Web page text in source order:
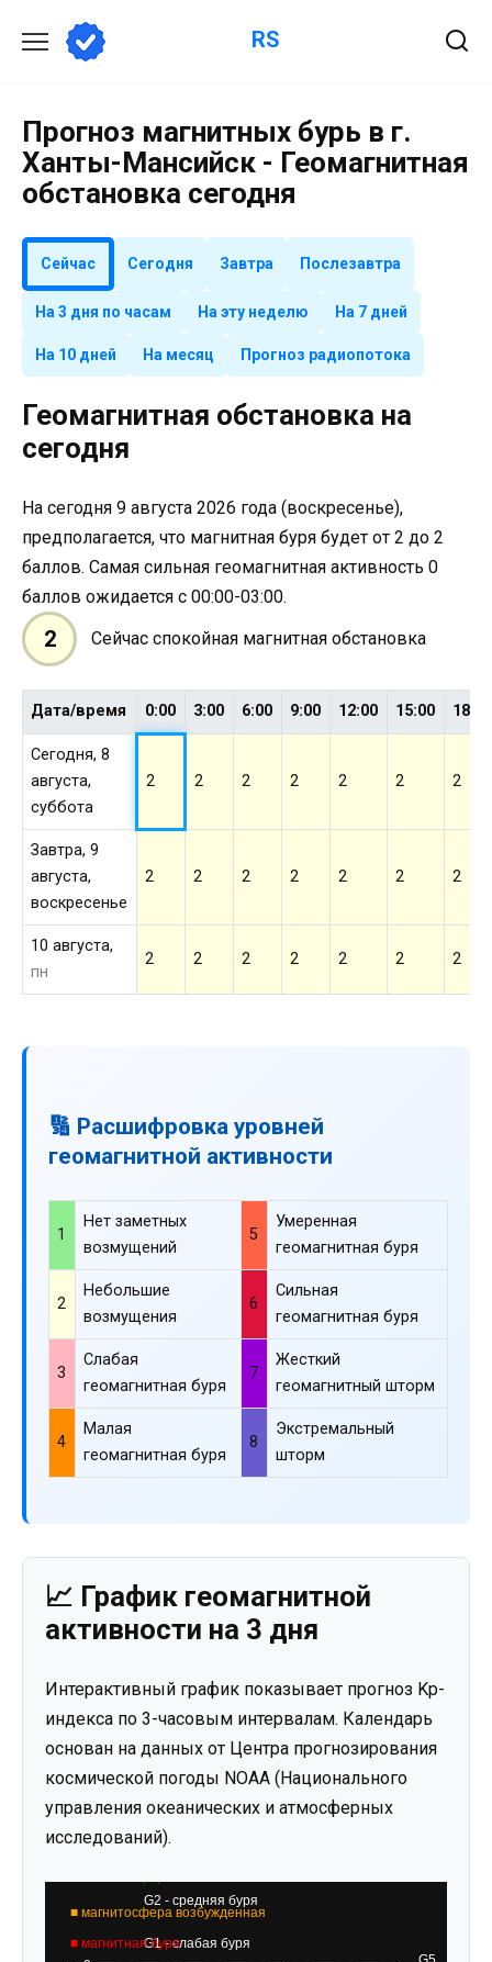
содержанию
RS
Прогноз магнитных бурь в г.
Ханты-Мансийск - Геомагнитная
обстановка сегодня
Сейчас Сегодня Завтра Послезавтра
На 3 дня по часам На эту неделю На 7 дней
На 10 дней На месяц Прогноз радиопотока
Геомагнитная обстановка на
сегодня
На сегодня 9 августа 2026 года (воскресенье),
предполагается, что магнитная буря будет от 2 до 2
баллов. Самая сильная геомагнитная активность 0
баллов ожидается с 00:00-03:00.
2 Сейчас спокойная магнитная обстановка
Дата/время 0:00 3:00 6:00 9:00 12:00 15:00 18:00
Сегодня, 8
августа,
суббота
2 2 2 2 2 2 2
Завтра, 9
августа,
воскресенье
2 2 2 2 2 2 2
10 августа,
пн
2 2 2 2 2 2 2
🔢 Расшифровка уровней
геомагнитной активности
1
Нет заметных
возмущений
5
Умеренная
геомагнитная буря
2
Небольшие
возмущения
6
Сильная
геомагнитная буря
3
Слабая
геомагнитная буря
7
Жесткий
геомагнитный шторм
4
Малая
геомагнитная буря
8
Экстремальный
шторм
📈 График геомагнитной
активности на 3 дня
Интерактивный график показывает прогноз Kp-
индекса по 3-часовым интервалам. Календарь
основан на данных от Центра прогнозирования
космической погоды NOAA (Национального
управления океанических и атмосферных
исследований).